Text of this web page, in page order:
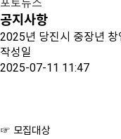
소
개
공
지
사
사
지
원
서
비
스
항
항
공
지
사
항
내
포토뉴스
사
이
트
공지사항
2025년 당진시 중장년
작성일
2025-07-11 11:47
☞ 모집대상